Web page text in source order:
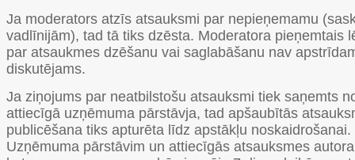
Ja moderators atzīs atsauksmi par nepieņemamu
vadlīnijām), tad tā tiks dzēsta. Moderatora pieņemtais
par atsaukmes dzēšanu vai saglabāšanu nav
diskutējams.
Ja ziņojums par neatbilstošu atsauksmi tiek saņemts
attiecīgā uzņēmuma pārstāvja, tad apšaubītās
publicēšana tiks apturēta līdz apstākļu noskaidrošanai.
Uzņēmuma pārstāvim un attiecīgās atsauksmes